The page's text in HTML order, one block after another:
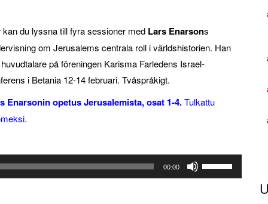
kan du lyssna till fyra sessioner med Lars Enarsons
om Jerusalems centrala roll i världshistorien. Han
på föreningen Karisma Farledens Israel-
i Betania 12-14 februari. Tvåspråkigt.
Enarsonin opetus Jerusalemista, osat 1-4.Tulkattu
00:00
Använd
upp/ner-